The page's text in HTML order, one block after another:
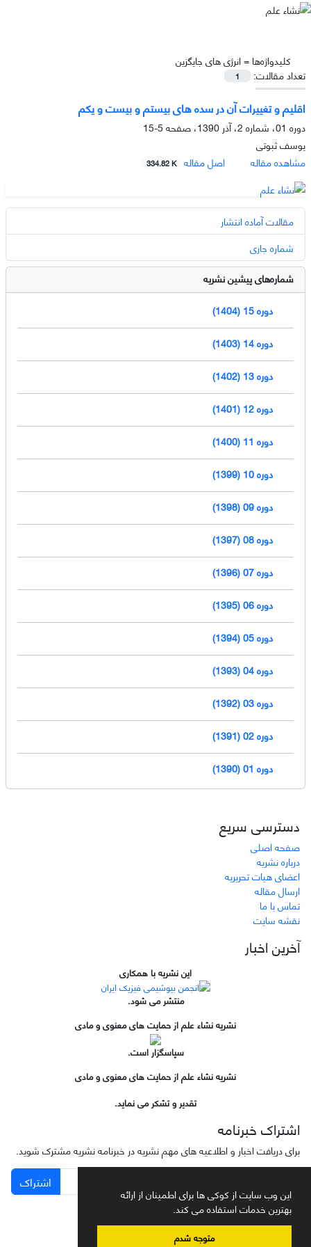
این وب سایت از کوکی ها برای اطمینان از ارائه
بهترین خدمات استفاده می کند.
متوجه شدم
کلیدواژه‌ها =انرژی های جایگزین
تعداد مقالات:
1
اقلیم و تغییرات آن در سده هاى بیستم و بیست و یکم
دوره 01، شماره 2، آذر 1390، صفحه
5-15
یوسف ثبوتى
مشاهده مقاله
اصل مقاله 334.82 K
مقالات آماده انتشار
شماره جاری
شماره‌های پیشین نشریه
دوره 15 (1404)
دوره 14 (1403)
دوره 13 (1402)
دوره 12 (1401)
دوره 11 (1400)
دوره 10 (1399)
دوره 09 (1398)
دوره 08 (1397)
دوره 07 (1396)
دوره 06 (1395)
دوره 05 (1394)
دوره 04 (1393)
دوره 03 (1392)
دوره 02 (1391)
دوره 01 (1390)
دسترسی سریع
صفحه اصلی
درباره نشریه
اعضای هیات تحریریه
ارسال مقاله
تماس با ما
نقشه سایت
آخرین اخبار
این نشریه با همکاری
منتشر می شود.
نشریه نشاء علم از حمایت های معنوی و مادی
سپاسگزار است.
نشریه نشاء علم از حمایت های معنوی و مادی
تقدیر و تشکر می نماید.
اشتراک خبرنامه
برای دریافت اخبار و اطلاعیه های مهم نشریه در خبرنامه نشریه مشترک شوید.
اشتراک